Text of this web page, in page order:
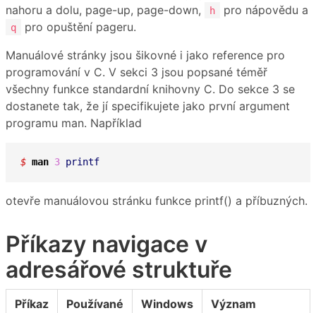
nahoru a dolu, page-up, page-down,
h pro nápovědu a
q
pro opuštění pageru.
Manuálové stránky jsou šikovné i jako reference pro
programování v C. V sekci 3 jsou popsané téměř
všechny funkce standardní knihovny C. Do sekce 3 se
dostanete tak, že jí specifikujete jako první argument
programu man. Například
$ man 3 printf
otevře manuálovou stránku funkce printf() a příbuzných.
Příkazy navigace v
adresářové struktuře
Příkaz
Používané
Windows Význam